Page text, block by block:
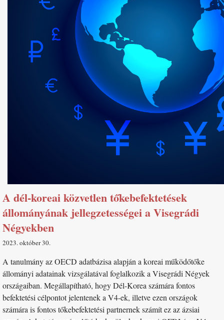
A dél-koreai közvetlen tőkebefektetések
állományának jellegzetességei a Visegrádi
Négyekben
2023. október 30
A tanulmány az OECD adatbázisa alapján a koreai működőtőke
állományi adatainak vizsgálatával foglalkozik a Visegrádi Négyek
országaiban. Megállapítható, hogy Dél-Korea számára fontos
befektetési célpontot jelentenek a V4-ek, illetve ezen országok
számára is fontos tőkebefektetési partnernek számít ez az ázsiai